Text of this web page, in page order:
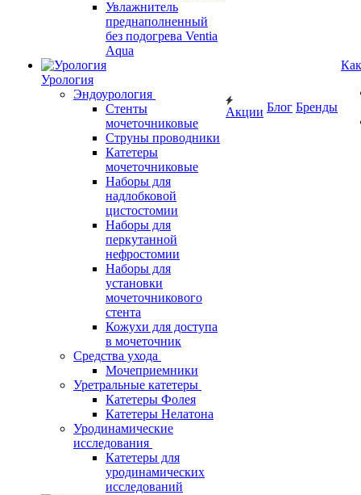
Увлажнитель
преднаполненный
без подогрева Ventia
Aqua
Урология
Эндоурология
Стенты
мочеточниковые
Струны проводники
Катетеры
мочеточниковые
Наборы для
надлобковой
цистостомии
Наборы для
перкутанной
нефростомии
Наборы для
установки
мочеточникового
стента
Кожухи для доступа
в мочеточник
Средства ухода
Мочеприемники
Уретральные катетеры
Катетеры Фолея
Катетеры Нелатона
Уродинамические
исследования
Катетеры для
уродинамических
исследований
Акции Блог Бренды